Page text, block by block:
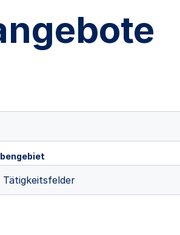
Tätigkeitsfelder